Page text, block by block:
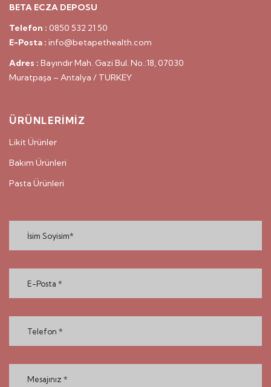
BETA ECZA DEPOSU
Telefon : 0850 532 21 50
E-Posta : info@betapethealth.com
Adres : Bayındır Mah. Gazi Bul. No.:18, 07030
Muratpaşa – Antalya / TURKEY
ÜRÜNLERİMİZ
Likit Ürünler
Bakım Ürünleri
Pasta Ürünleri